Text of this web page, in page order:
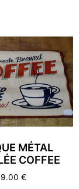
MÉTAL
COFFEE
9.00 €